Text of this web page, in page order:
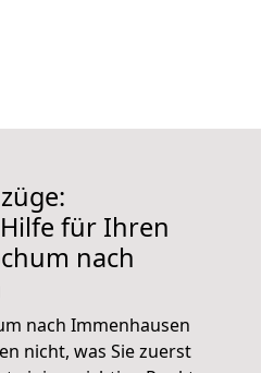
für Ihren
nach
nach Immenhausen
nicht, was Sie zuerst